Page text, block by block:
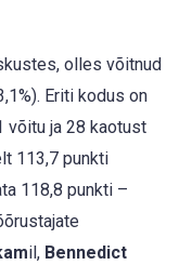
olles võitnud
Eriti kodus on
võitu ja 28 kaotust
113,7 punkti
118,8 punkti –
il, Bennedict